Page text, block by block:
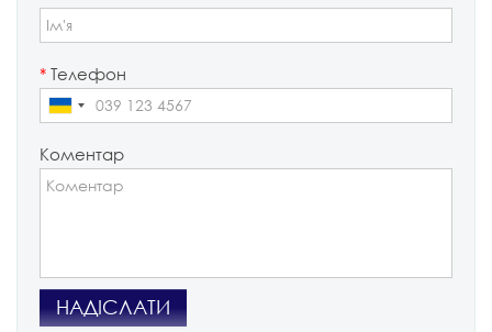
* Телефон
Коментар
НАДІСЛАТИ